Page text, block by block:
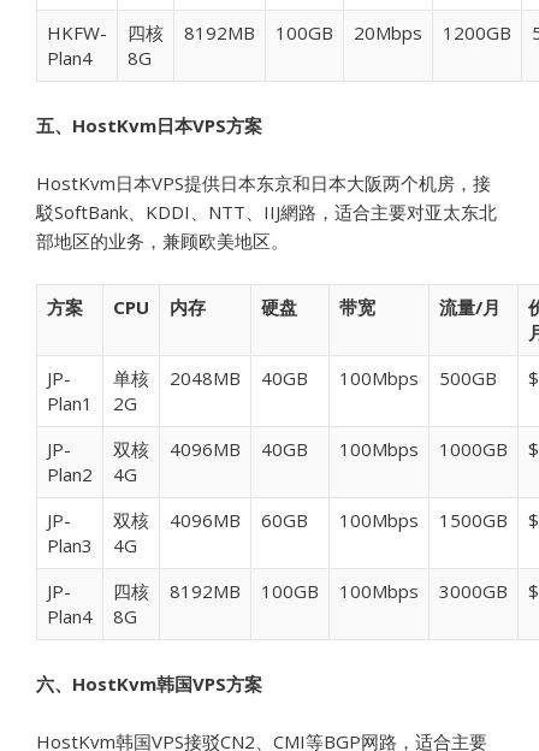
HKFW-
Plan4
四核
8G
8192MB 100GB 20Mbps 1200GB
五、HostKvm日本VPS方案
HostKvm日本VPS提供日本东京和日本大阪两个机房，接
駁SoftBank、KDDI、NTT、IIJ網路，适合主要对亚太东北
部地区的业务，兼顾欧美地区。
方案 CPU 内存 硬盘 带宽 流量/月
JP-
Plan1
单核
2G
2048MB 40GB 100Mbps 500GB
JP-
Plan2
双核
4G
4096MB 40GB 100Mbps 1000GB
JP-
Plan3
双核
4G
4096MB 60GB 100Mbps 1500GB
JP-
Plan4
四核
8G
8192MB 100GB 100Mbps 3000GB
六、HostKvm韩国VPS方案
HostKvm韩国VPS接驳CN2、CMI等BGP网路，适合主要